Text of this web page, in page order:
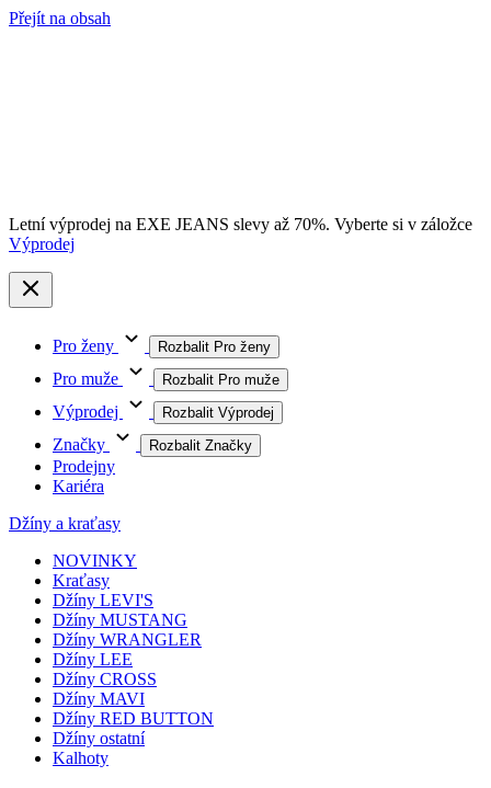
Přejít na obsah
Letní výprodej na EXE JEANS slevy až 70%. Vyberte si v záložce
Výprodej
Pro ženy Rozbalit Pro ženy
Pro muže Rozbalit Pro muže
Výprodej Rozbalit Výprodej
Značky Rozbalit Značky
Prodejny
Kariéra
Džíny a kraťasy
NOVINKY
Kraťasy
Džíny LEVI'S
Džíny MUSTANG
Džíny WRANGLER
Džíny LEE
Džíny CROSS
Džíny MAVI
Džíny RED BUTTON
Džíny ostatní
Kalhoty